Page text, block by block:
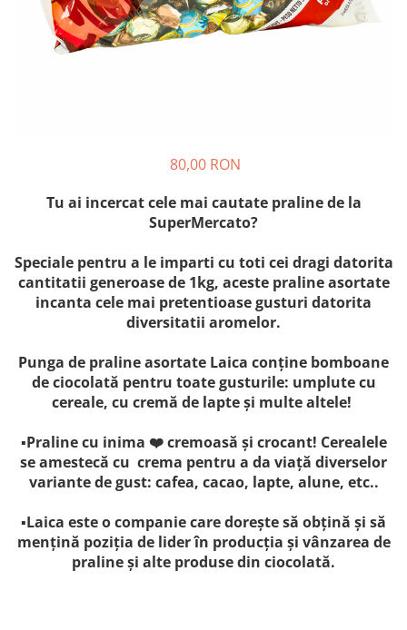
Fructe si legume din Italia
Sosuri Italiene
Dulciuri italiene
Prajituri, napolitane, cornuri
italiene
Bomboane italiene
Snacksuri italiene
Cafea italiana
Bauturi italiene
Bere italiana
Vinuri italiene
Bauturi aperitive, alcoolice
Sucuri si bauturi racoritoare
Ceai
Panettone cozonac italian,
Hartie igienica
Solutii curatat suprafete baie
Solutii anticalcar
Parfum, odorizant camera
Detergenti pardoseli
Geluri de dus pentru Barbati si
Femei din Italia
Spumant de baie
Periute de Dinti
Igiena intima
Absorbante
Geluri intime
80,00 RON
Tu ai incercat cele mai cautate praline de la
SuperMercato?
Speciale pentru a le imparti cu toti cei dragi datorita
cantitatii generoase de 1kg, aceste praline asortate
incanta cele mai pretentioase gusturi datorita
diversitatii aromelor.
Punga de praline asortate Laica conține bomboane
de ciocolată pentru toate gusturile: umplute cu
cereale, cu cremă de lapte și multe altele!
▪️Praline cu inima ❤️ cremoasă și crocant! Cerealele
se amestecă cu crema pentru a da viață diverselor
variante de gust: cafea, cacao, lapte, alune, etc..
▪️Laica este o companie care dorește să obțină și să
mențină poziția de lider în producția și vânzarea de
praline și alte produse din ciocolată.